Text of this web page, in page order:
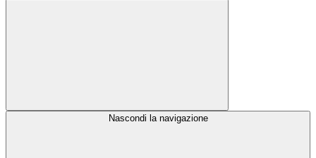
Nascondi la navigazione